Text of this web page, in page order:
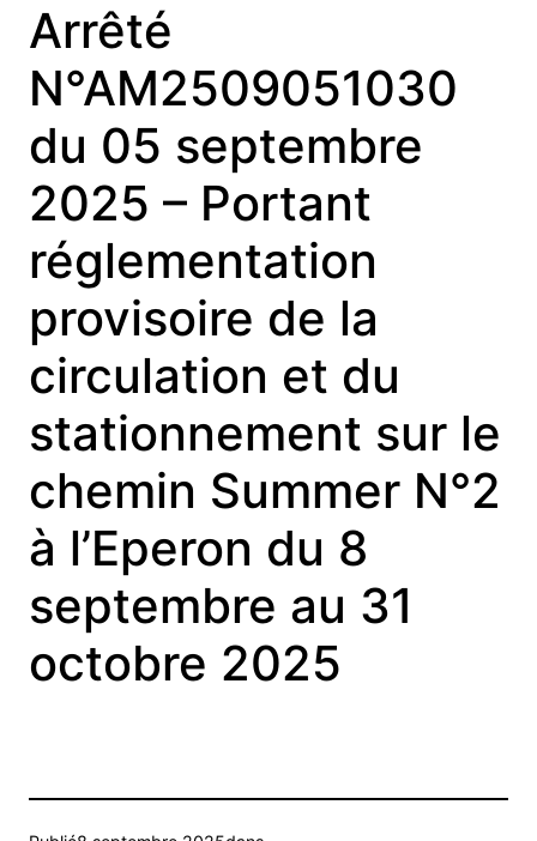
Arrêté
N°AM2509051030
du 05 septembre
2025 – Portant
réglementation
provisoire de la
circulation et du
stationnement sur le
chemin Summer N°2
à l’Eperon du 8
septembre au 31
octobre 2025